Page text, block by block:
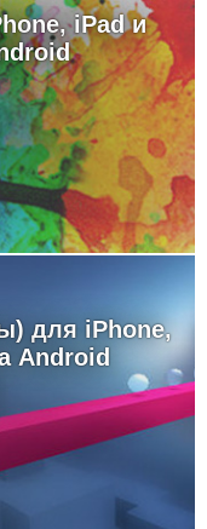
iPad и
для iPhone,
Android